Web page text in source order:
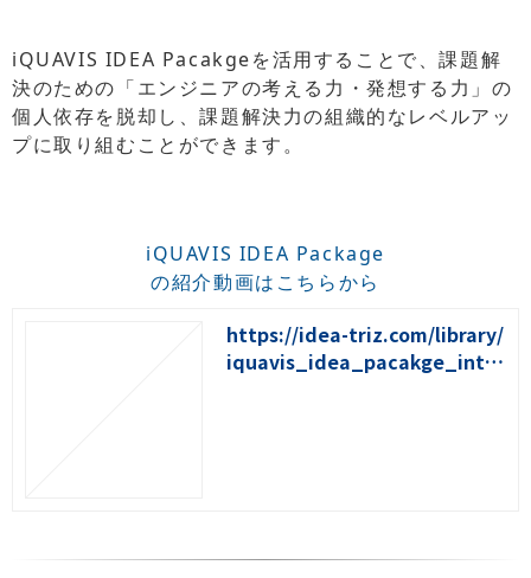
iQUAVIS IDEA Pacakgeを活用することで、課題解
決のための「エンジニアの考える力・発想する力」の
個人依存を脱却し、課題解決力の組織的なレベルアッ
プに取り組むことができます。
iQUAVIS IDEA Package
の紹介動画はこちらから
https://idea-triz.com/library/
iquavis_idea_pacakge_intro